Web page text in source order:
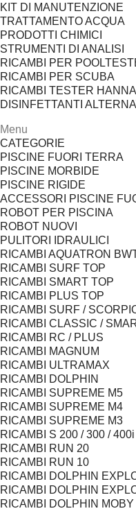
KIT DI MANUTENZIONE
TRATTAMENTO ACQUA
PRODOTTI CHIMICI
STRUMENTI DI ANALISI
RICAMBI PER
RICAMBI PER SCUBA
RICAMBI TESTER HANNA
DISINFETTANTI
Menu
CATEGORIE
PISCINE FUORI TERRA
PISCINE MORBIDE
PISCINE RIGIDE
ACCESSORI PISCINE
ROBOT PER PISCINA
ROBOT NUOVI
PULITORI IDRAULICI
RICAMBI AQUATRON
RICAMBI SURF TOP
RICAMBI SMART TOP
RICAMBI PLUS TOP
RICAMBI SURF /
RICAMBI CLASSIC /
RICAMBI RC / PLUS
RICAMBI MAGNUM
RICAMBI ULTRAMAX
RICAMBI DOLPHIN
RICAMBI SUPREME M5
RICAMBI SUPREME M4
RICAMBI SUPREME M3
RICAMBI S 200 / 300 / 400i
RICAMBI RUN 20
RICAMBI RUN 10
RICAMBI DOLPHIN
RICAMBI DOLPHIN
RICAMBI DOLPHIN MOBY